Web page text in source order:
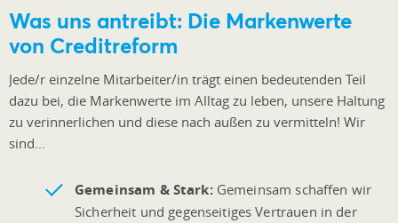
Was uns antreibt: Die Markenwerte
von Creditreform
Jede/r einzelne Mitarbeiter/in trägt einen bedeutenden Teil
dazu bei, die Markenwerte im Alltag zu leben, unsere Haltung
zu verinnerlichen und diese nach außen zu vermitteln! Wir
sind...
Gemeinsam & Stark:Gemeinsam schaffen wir
Sicherheit und gegenseitiges Vertrauen in der